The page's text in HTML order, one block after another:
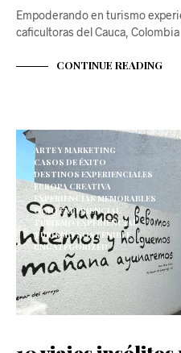
Empoderando en turismo
caficultoras del Cauca, Colombia
CONTINUE READING
ARTE Y MARKETING
CASOS DE ÉXITO
DESTINOS EXPERIENCIALES
EUROPA CREATIVA
EXPERIENCIAS MEMORABLES
OCIO EXPERIENCIAL
TURISMO EXPERIENCIAL
TURISMO SOSTENIBLE
UNCATEGORIZED